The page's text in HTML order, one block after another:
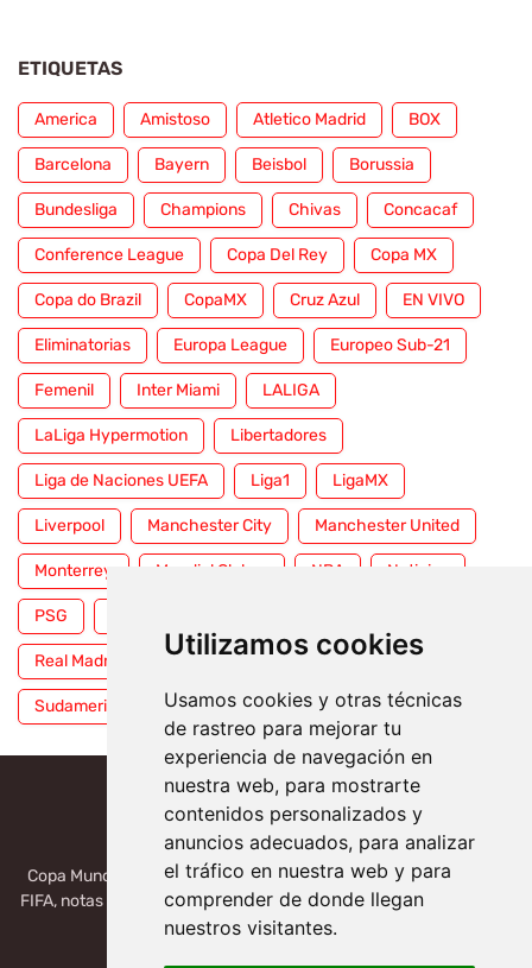
Utilizamos cookies
Usamos cookies y otras técnicas
de rastreo para mejorar tu
experiencia de navegación en
nuestra web, para mostrarte
contenidos personalizados y
anuncios adecuados, para analizar
el tráfico en nuestra web y para
comprender de donde llegan
nuestros visitantes.
ETIQUETAS
America Amistoso Atletico Madrid BOX
Barcelona Bayern Beisbol Borussia
Bundesliga Champions Chivas Concacaf
Conference League Copa Del Rey Copa MX
Copa do Brazil CopaMX Cruz Azul EN VIVO
Eliminatorias Europa League Europeo Sub-21
Femenil Inter Miami LALIGA
LaLiga Hypermotion Libertadores
Liga de Naciones UEFA Liga1 LigaMX
Liverpool Manchester City Manchester United
Monterrey Mundial Clubes NBA Noticias
PSG
Real Madrid Selección Mexicana Serie A
Sudamericana Tigres Toluca UFC WWE
Copa Mundial 2026, México, USA, Canadá: Copa del Mundo de la
FIFA, notas deportivas de la liga de Serie A, Liga MX, LALIGA. Toda
la información del futbol mundial.